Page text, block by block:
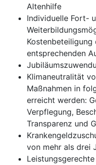
Altenhilfe
Individuelle Fort-
Kostenbeteiligung
entsprechenden
Klimaneutralität
Maßnahmen in
erreicht werden:
Verpflegung,
Transparenz und
von mehr als drei